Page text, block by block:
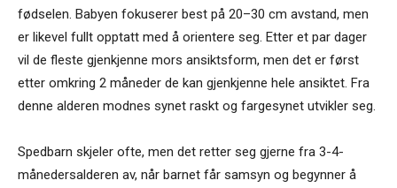
fødselen. Babyen fokuserer best på 20–30 cm avstand, men
er likevel fullt opptatt med å orientere seg. Etter et par dager
vil de fleste gjenkjenne mors ansiktsform, men det er først
etter omkring 2 måneder de kan gjenkjenne hele ansiktet. Fra
denne alderen modnes synet raskt og fargesynet utvikler seg.
Spedbarn skjeler ofte, men det retter seg gjerne fra 3-4-
måneders­alderen av, når barnet får samsyn og begynner å